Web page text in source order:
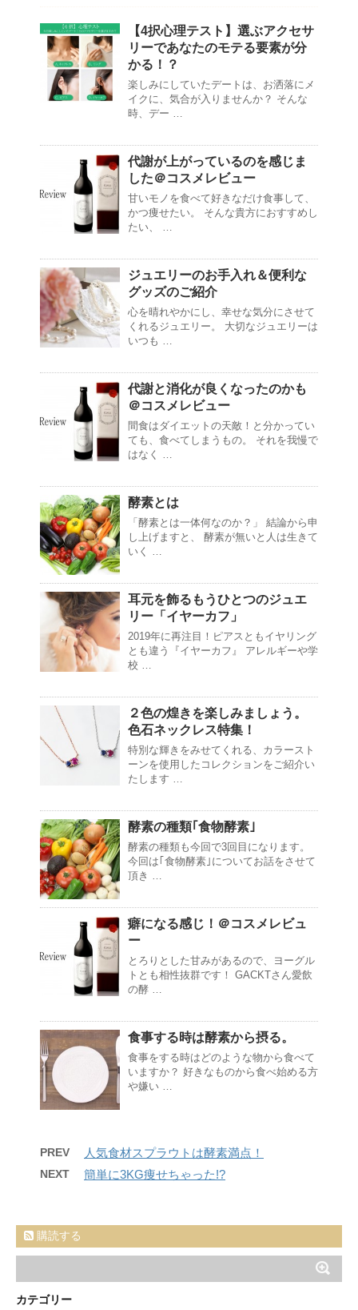
【4択心理テスト】選ぶアクセサ
リーであなたのモテる要素が分
かる！？
楽しみにしていたデートは、お洒落にメ
イクに、気合が入りませんか？ そんな
時、デー …
代謝が上がっているのを感じま
した＠コスメレビュー
甘いモノを食べて好きなだけ食事して、
かつ痩せたい。 そんな貴方におすすめし
たい、 …
ジュエリーのお手入れ＆便利な
グッズのご紹介
心を晴れやかにし、幸せな気分にさせて
くれるジュエリー。 大切なジュエリーは
いつも …
代謝と消化が良くなったのかも
＠コスメレビュー
間食はダイエットの天敵！と分かってい
ても、食べてしまうもの。 それを我慢で
はなく …
酵素とは
「酵素とは一体何なのか？」 結論から申
し上げますと、 酵素が無いと人は生きて
いく …
耳元を飾るもうひとつのジュエ
リー「イヤーカフ」
2019年に再注目！ピアスともイヤリング
とも違う『イヤーカフ』 アレルギーや学
校 …
２色の煌きを楽しみましょう。
色石ネックレス特集！
特別な輝きをみせてくれる、カラースト
ーンを使用したコレクションをご紹介い
たします …
酵素の種類｢食物酵素｣
酵素の種類も今回で3回目になります。
今回は｢食物酵素｣についてお話をさせて
頂き …
癖になる感じ！＠コスメレビュ
ー
とろりとした甘みがあるので、ヨーグル
トとも相性抜群です！ GACKTさん愛飲
の酵 …
食事する時は酵素から摂る。
食事をする時はどのような物から食べて
いますか？ 好きなものから食べ始める方
や嫌い …
PREV 人気食材スプラウトは酵素満点！
NEXT 簡単に3KG痩せちゃった!?
購読する
カテゴリー